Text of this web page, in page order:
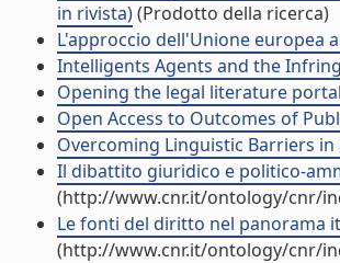
in rivista)(Prodotto della ricerca)
L'approccio dell'Unione europea
Intelligents Agents and the
Opening the legal literature
Open Access to Outcomes of
Overcoming Linguistic Barriers
Il dibattito giuridico e politico-
(http://www.cnr.it/ontology/cnr/
Le fonti del diritto nel panorama
(http://www.cnr.it/ontology/cnr/